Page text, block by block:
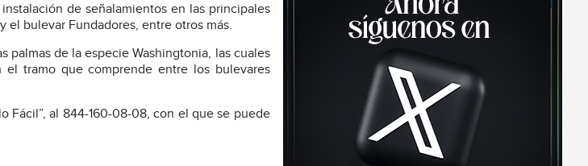
de señalamientos en las principales
el bulevar Fundadores, entre otros más.
de la especie Washingtonia, las cuales
tramo que comprende entre los bulevares
Fácil”, al 844-160-08-08, con el que se puede